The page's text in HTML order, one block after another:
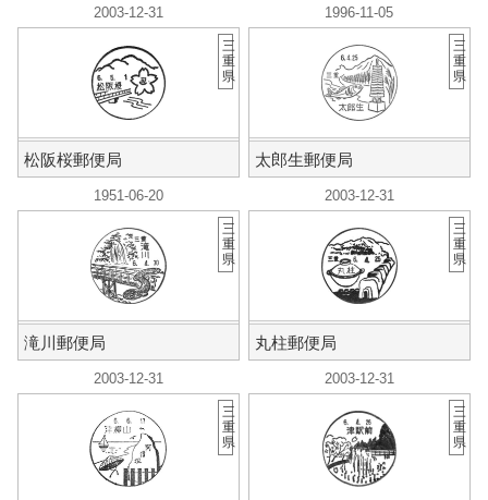
2003-12-31
松阪桜郵便局
三
重
県
1996-11-05
太郎生郵便局
三
重
県
1951-06-20
滝川郵便局
三
重
県
2003-12-31
丸柱郵便局
三
重
県
2003-12-31
三
重
県
2003-12-31
三
重
県